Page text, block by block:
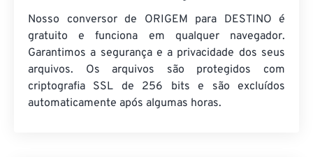
Nosso conversor de ORIGEM para DESTINO é
gratuito e funciona em qualquer navegador.
Garantimos a segurança e a privacidade dos seus
arquivos. Os arquivos são protegidos com
criptografia SSL de 256 bits e são excluídos
automaticamente após algumas horas.